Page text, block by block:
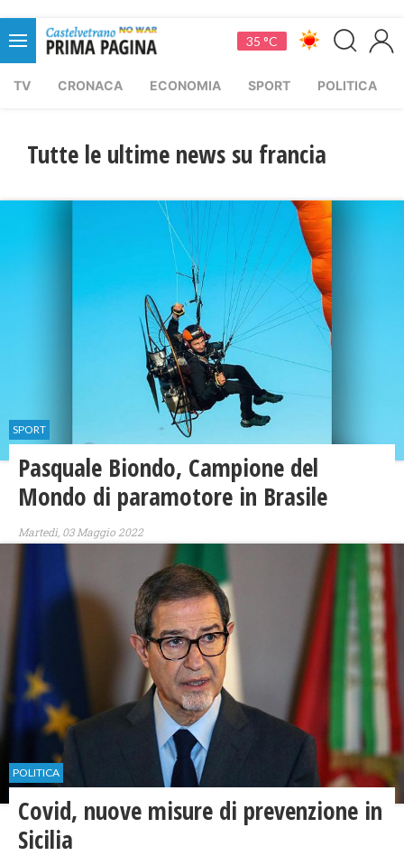
35 °C
TV CRONACA ECONOMIA SPORT POLITICA
Tutte le ultime news su francia
SPORT
Pasquale Biondo, Campione del
Mondo di paramotore in Brasile
Martedì, 03 Maggio 2022
POLITICA
​Covid, nuove misure di prevenzione in
Sicilia